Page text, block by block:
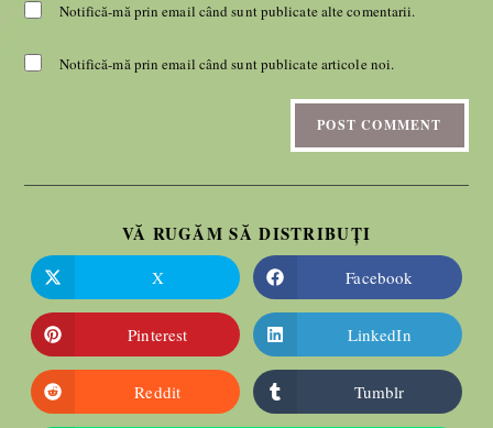
Notifică-mă prin email când sunt publicate alte comentarii.
Notifică-mă prin email când sunt publicate articole noi.
VĂ RUGĂM SĂ DISTRIBUȚI
X Facebook
Pinterest LinkedIn
Reddit Tumblr